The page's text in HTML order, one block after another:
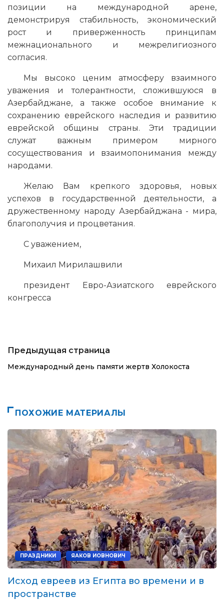
позиции на международной арене,
демонстрируя стабильность, экономический
рост и приверженность принципам
межнационального и межрелигиозного
согласия.
Мы высоко ценим атмосферу взаимного
уважения и толерантности, сложившуюся в
Азербайджане, а также особое внимание к
сохранению еврейского наследия и развитию
еврейской общины страны. Эти традиции
служат важным примером мирного
сосуществования и взаимопонимания между
народами.
Желаю Вам крепкого здоровья, новых
успехов в государственной деятельности, а
дружественному народу Азербайджана - мира,
благополучия и процветания.
С уважением,
Михаил Мирилашвили
президент Евро-Азиатского еврейского
конгресса
Предыдущая страница
Международный день памяти жертв Холокоста
ПОХОЖИЕ МАТЕРИАЛЫ
ПРАЗДНИКИ / ЯАКОВ ИОВНОВИЧ
Исход евреев из Египта во времени и в
пространстве